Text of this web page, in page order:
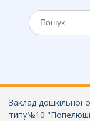
Шукати:
Заклад дошкільної
типу№10